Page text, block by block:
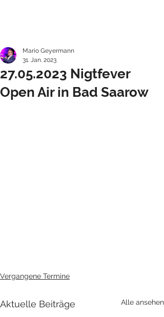
27.05.2023 Nigtfever
Open Air in Bad Saarow
Mario Geyermann
31. Jan. 2023
Vergangene Termine
Aktuelle Beiträge Alle ansehen